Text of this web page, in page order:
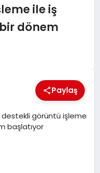
ile iş
dönem
Paylaş